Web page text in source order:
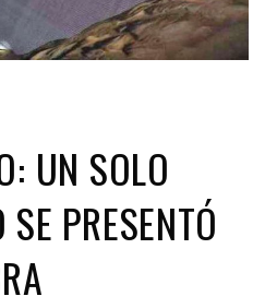
UN SOLO
PRESENTÓ